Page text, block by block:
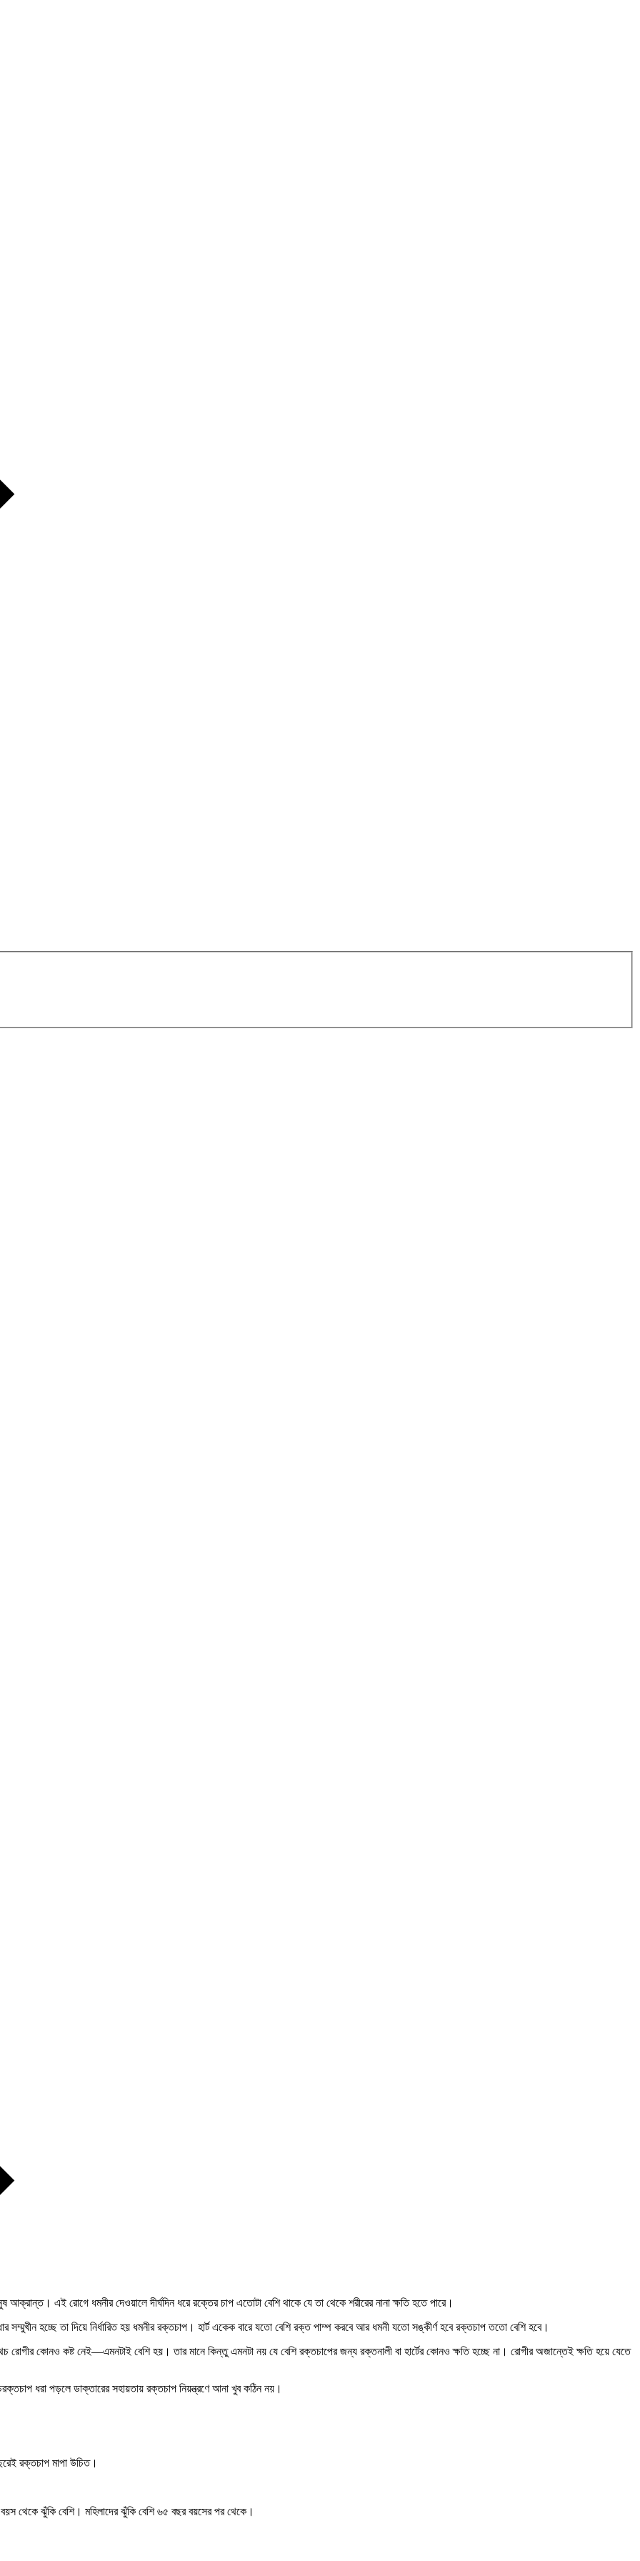
এই রোগে ধমনীর দেওয়ালে দীর্ঘদিন ধরে রক্তের চাপ এতোটা বেশি থাকে যে তা থেকে শরীরের নানা ক্ষতি হতে পারে।
হচ্ছে তা দিয়ে নির্ধারিত হয় ধমনীর রক্তচাপ। হার্ট একেক বারে যতো বেশি রক্ত পাম্প করবে আর ধমনী যতো সঙ্কীর্ণ হবে রক্তচাপ ততো বেশি হবে।
কোনও কষ্ট নেই—এমনটাই বেশি হয়। তার মানে কিন্তু এমনটা নয় যে বেশি রক্তচাপের জন্য রক্তনালী বা হার্টের কোনও ক্ষতি হচ্ছে না। রোগীর অজান্তেই ক্ষতি হয়ে যেতে
ধরা পড়লে ডাক্তারের সহায়তায় রক্তচাপ নিয়ন্ত্রণে আনা খুব কঠিন নয়।
রক্তচাপ মাপা উচিত।
থেকে ঝুঁকি বেশি। মহিলাদের ঝুঁকি বেশি ৬৫ বছর বয়সের পর থেকে।